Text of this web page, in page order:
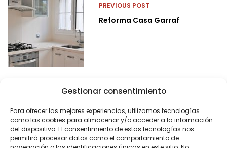
Gestionar consentimiento
Para ofrecer las mejores experiencias, utilizamos tecnologías
como las cookies para almacenar y/o acceder a la información
del dispositivo. El consentimiento de estas tecnologías nos
permitirá procesar datos como el comportamiento de
PREVIOUS POST
Reforma Casa Garraf